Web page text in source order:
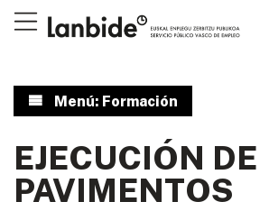
Menú: Formación
EJECUCIÓN DE
PAVIMENTOS